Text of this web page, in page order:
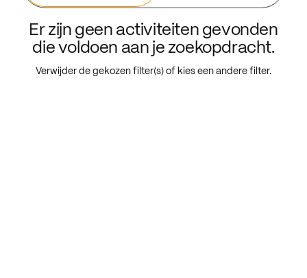
Er zijn geen activiteiten gevonden
die voldoen aan je zoekopdracht.
Verwijder de gekozen filter(s) of kies een andere filter.